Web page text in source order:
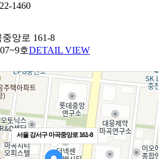
1460
앙로 161-8
호DETAIL VIEW